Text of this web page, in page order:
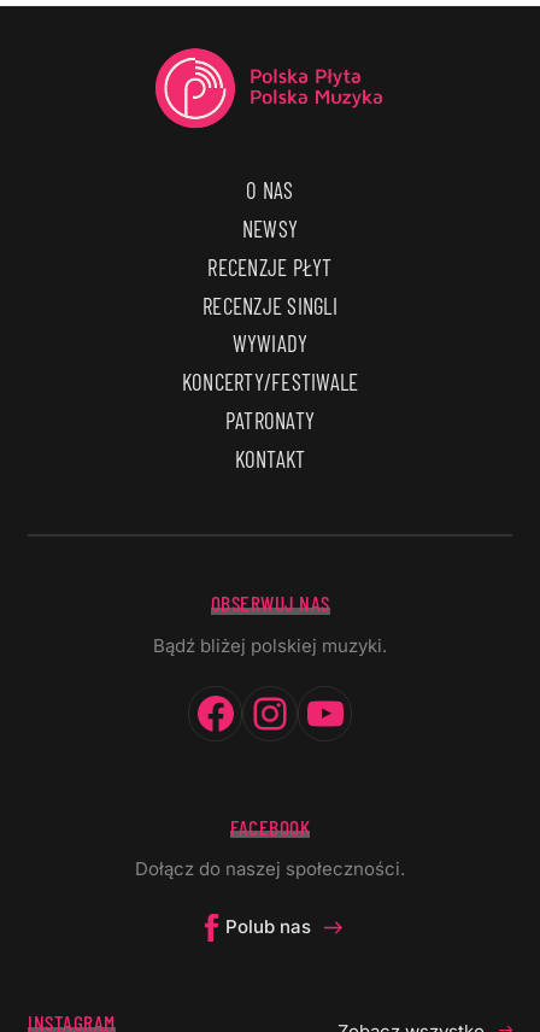
O NAS
NEWSY
RECENZJE PŁYT
RECENZJE SINGLI
WYWIADY
KONCERTY/FESTIWALE
PATRONATY
KONTAKT
OBSERWUJ NAS
Bądź bliżej polskiej muzyki.
Facebook
Instagram
FACEBOOK
Dołącz do naszej społeczności.
Polub nas
INSTAGRAM